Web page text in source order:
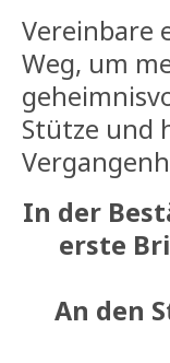
Vereinbare
Weg, um
Stütze und
In der
erste
An den